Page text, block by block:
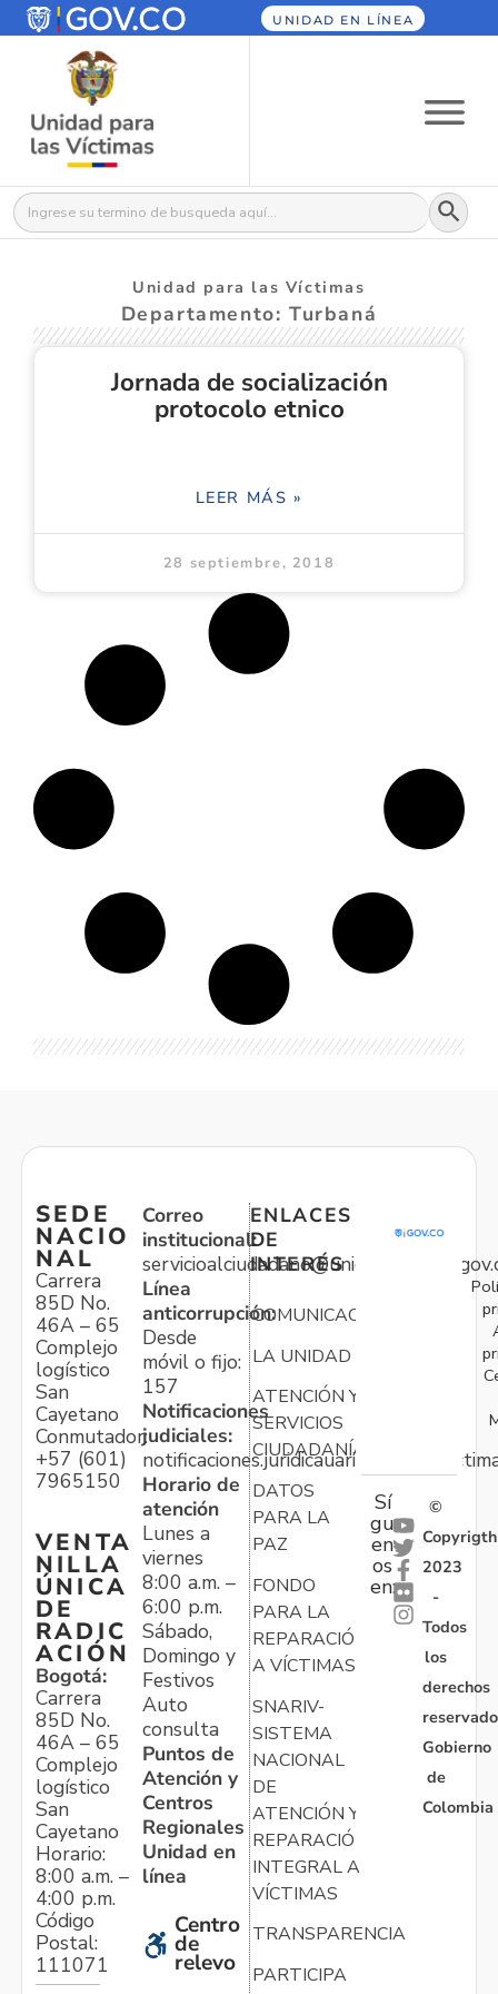
UNIDAD EN LÍNEA
Buscar: Botón
Unidad para las Víctimas
Departamento: Turbaná
Jornada de socialización
protocolo etnico
LEER MÁS »
28 septiembre, 2018
SEDE
NACIO
NAL
Carrera
85D No.
46A – 65
Complejo
logístico
San
Cayetano
Conmutador:
+57 (601)
7965150
VENTA
NILLA
ÚNICA
DE
RADIC
ACIÓN
Bogotá:
Carrera
85D No.
46A – 65
Complejo
logístico
San
Cayetano
Horario:
8:00 a.m. –
4:00 p.m.
Código
Postal:
111071
Correo
institucional:
Línea
anticorrupción:
Desde
móvil o fijo:
157
Notificaciones
judiciales:
Horario de
atención
Lunes a
viernes
8:00 a.m. –
6:00 p.m.
Sábado,
Domingo y
Festivos
Auto
consulta
Puntos de
Atención y
Centros
Regionales
Unidad en
línea
Centro
de
relevo
ENLACES
DE
INTERÉS
COMUNICACIONES
LA UNIDAD
ATENCIÓN Y
SERVICIOS
CIUDADANÍA
DATOS
PARA LA
PAZ
FONDO
PARA LA
REPARACIÓN
A VÍCTIMAS
SNARIV-
SISTEMA
NACIONAL
DE
ATENCIÓN Y
REPARACIÓN
INTEGRAL A
VÍCTIMAS
TRANSPARENCIA
PARTICIPA
Sí
gu
en
os
en:
©
Copyrigth
2023
-
Todos
los
derechos
Gobierno
de
Colombia